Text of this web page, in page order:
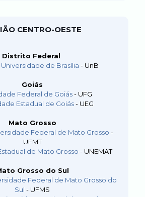
CENTRO-OESTE
Distrito Federal
de Brasília - UnB
Goiás
Federal de Goiás- UFG
Estadual de Goiás - UEG
Mato Grosso
Federal de Mato Grosso -
UFMT
de Mato Grosso - UNEMAT
Grosso do Sul
Federal de Mato Grosso do
Sul - UFMS